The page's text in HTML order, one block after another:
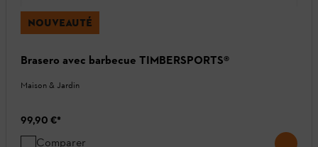
NOUVEAUTÉ
Brasero avec barbecue TIMBERSPORTS®
Maison & Jardin
99,90 €*
Comparer